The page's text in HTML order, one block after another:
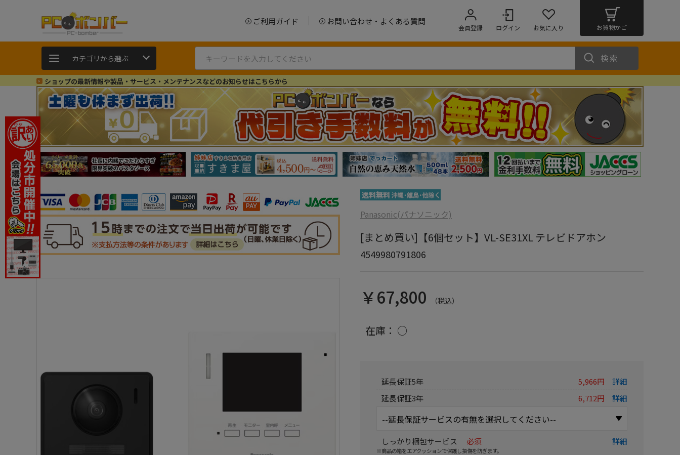
ご利用ガイド お問い合わせ・よくある質問
会員登録 ログイン お気に入り お買物かご
カテゴリから選ぶ 検索
ショップの最新情報や製品・サービス・メンテナンスなどのお知らせはこちらから
Panasonic(パナソニック)
[まとめ買い]【6個セット】VL-SE31XL テレビドアホン
4549980791806
￥67,800 （税込）
在庫： ○
延長保証5年 5,966円
詳細
延長保証3年
6,712円 詳細
しっかり梱包サービス 必須
※商品の箱をエアクッションで保護し損傷を防ぎます。
詳細